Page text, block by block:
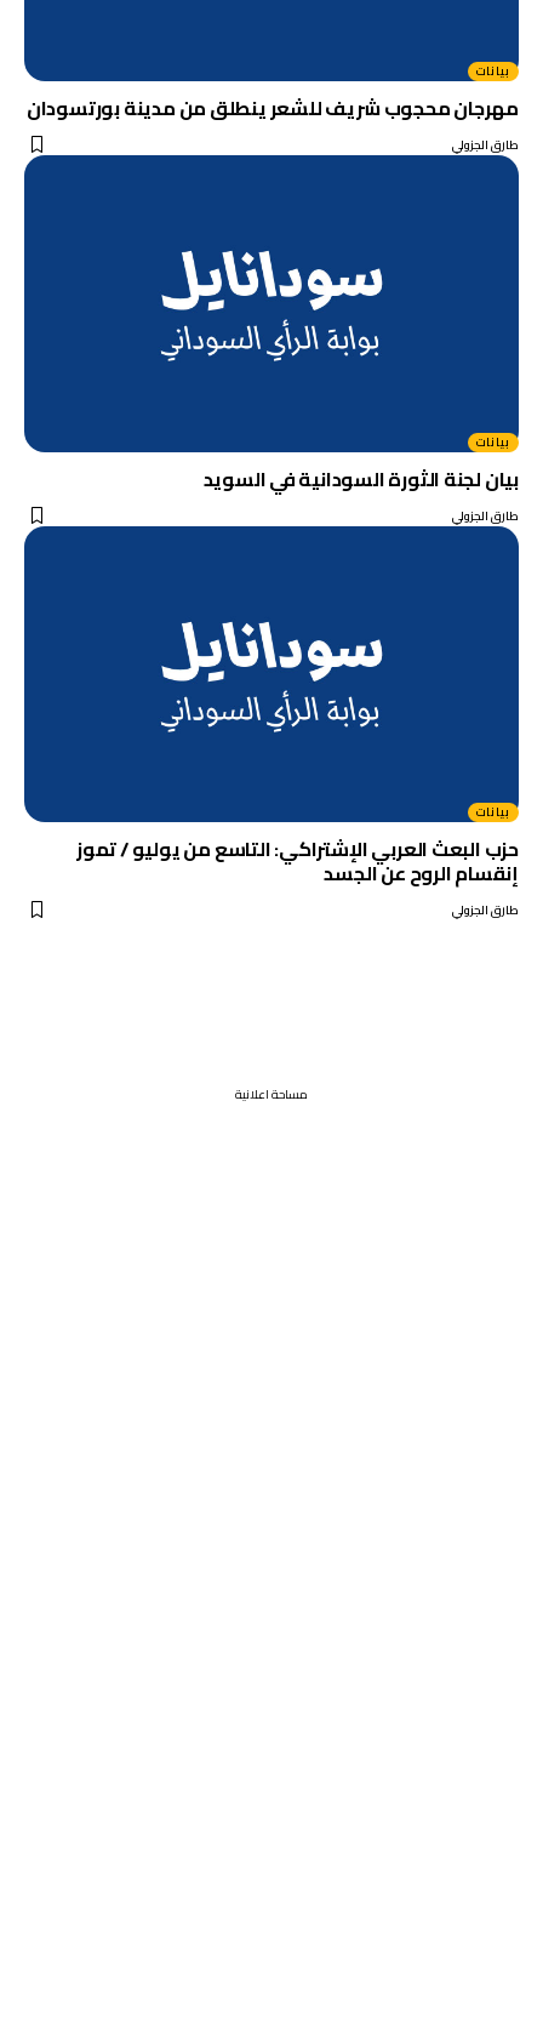
بيانات
مهرجان محجوب شريف للشعر ينطلق من مدينة بورتسودان
طارق الجزولي
بيانات
بيان لجنة الثورة السودانية في السويد
طارق الجزولي
بيانات
حزب البعث العربي الإشتراكي: التاسع من يوليو / تموز
إنقسام الروح عن الجسد
طارق الجزولي
مساحة اعلانية